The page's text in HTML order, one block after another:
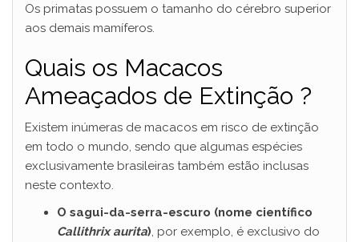
Os primatas possuem o tamanho do cérebro superior
aos demais mamíferos.
Quais os Macacos
Ameaçados de Extinção ?
Existem inúmeras de macacos em risco de extinção
em todo o mundo, sendo que algumas espécies
exclusivamente brasileiras também estão inclusas
neste contexto.
O sagui-da-serra-escuro (nome científico
Callithrix aurita), por exemplo, é exclusivo do